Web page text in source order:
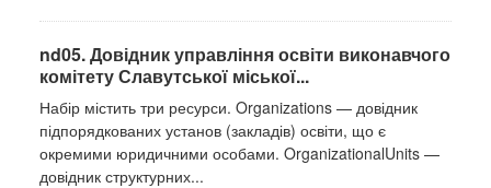
nd05. Довідник управління освіти виконавчого
комітету Славутської міської...
Набір містить три ресурси. Organizations — довідник
підпорядкованих установ (закладів) освіти, що є
окремими юридичними особами. OrganizationalUnits —
довідник структурних...